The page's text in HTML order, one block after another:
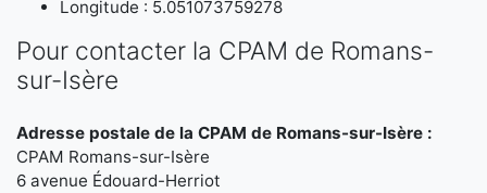
Longitude : 5.051073759278
Pour contacter la CPAM de Romans-
sur-Isère
Adresse postale de la CPAM de Romans-sur-Isère :
CPAM Romans-sur-Isère
6 avenue Édouard-Herriot